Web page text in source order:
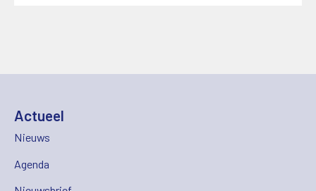
Actueel
Nieuws
Agenda